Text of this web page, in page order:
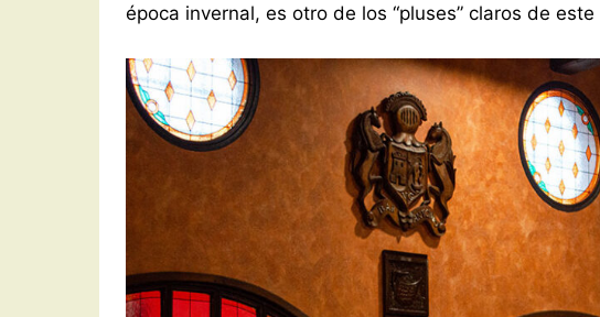
época invernal, es otro de los “pluses” claros de